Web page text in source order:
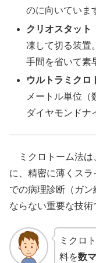
のに向いていま
クリオスタット
凍して切る装置
手間を省いて素
ウルトラミクロ
メートル単位（
ダイヤモンドナ
ミクロトーム法は
に、精密に薄くス
での病理診断（ガ
ならない重要な技術
ミクロ
料を数